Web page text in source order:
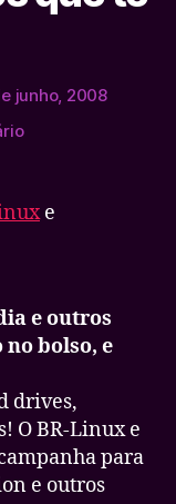
junho, 2008
em
que
e
e outros
bolso, e
drives,
OBR-Linux e
para
e outros